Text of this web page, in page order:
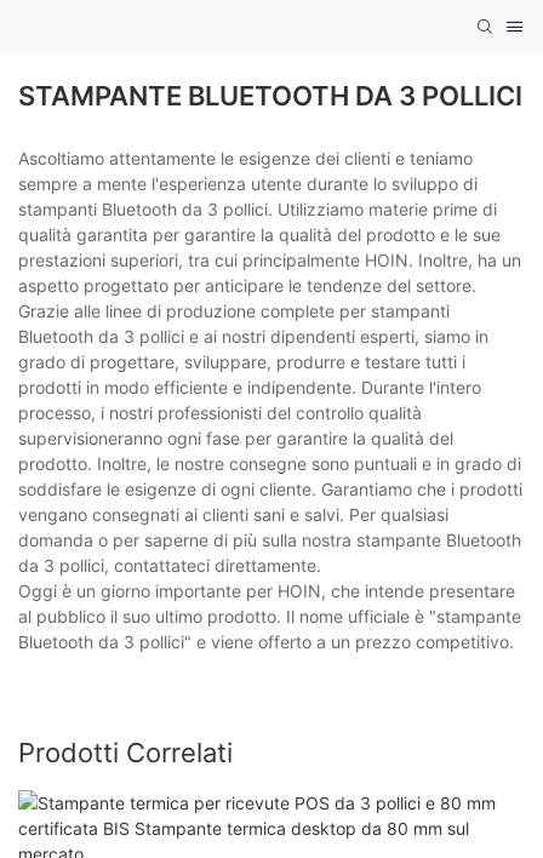
STAMPANTE BLUETOOTH DA 3 POLLICI
Ascoltiamo attentamente le esigenze dei clienti e teniamo
sempre a mente l'esperienza utente durante lo sviluppo di
stampanti Bluetooth da 3 pollici. Utilizziamo materie prime di
qualità garantita per garantire la qualità del prodotto e le sue
prestazioni superiori, tra cui principalmente HOIN. Inoltre, ha un
aspetto progettato per anticipare le tendenze del settore.
Grazie alle linee di produzione complete per stampanti
Bluetooth da 3 pollici e ai nostri dipendenti esperti, siamo in
grado di progettare, sviluppare, produrre e testare tutti i
prodotti in modo efficiente e indipendente. Durante l'intero
processo, i nostri professionisti del controllo qualità
supervisioneranno ogni fase per garantire la qualità del
prodotto. Inoltre, le nostre consegne sono puntuali e in grado di
soddisfare le esigenze di ogni cliente. Garantiamo che i prodotti
vengano consegnati ai clienti sani e salvi. Per qualsiasi
domanda o per saperne di più sulla nostra stampante Bluetooth
da 3 pollici, contattateci direttamente.
Oggi è un giorno importante per HOIN, che intende presentare
al pubblico il suo ultimo prodotto. Il nome ufficiale è "stampante
Bluetooth da 3 pollici" e viene offerto a un prezzo competitivo.
Prodotti Correlati